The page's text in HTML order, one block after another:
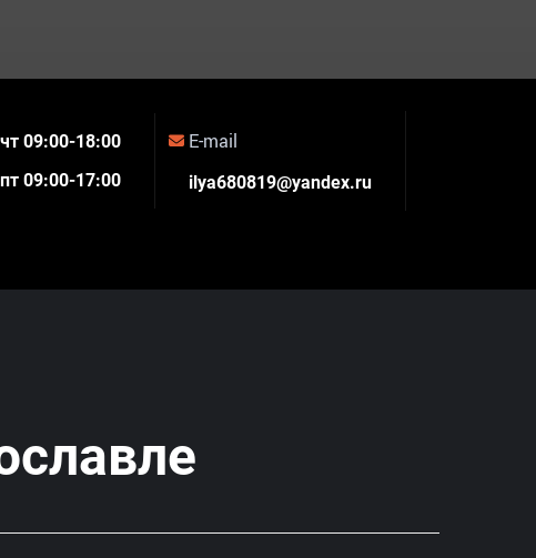
09:00-18:00
пт 09:00-17:00
E-mail
ilya680819@yandex.ru